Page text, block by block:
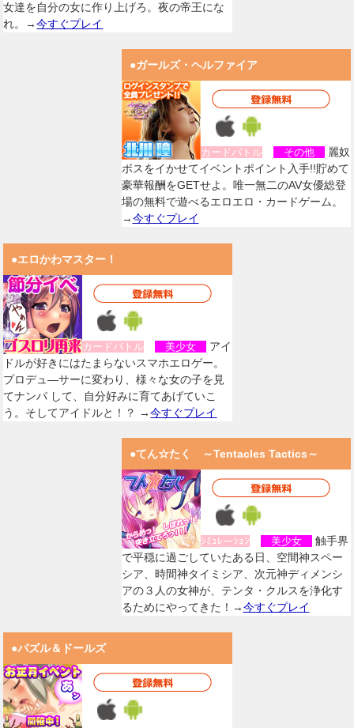
女達を自分の女に作り上げろ。夜の帝王にな
れ。→今すぐプレイ
●ガールズ・ヘルファイア
カードバトル その他
麗奴
ボスをイかせてイベントポイント入手!!貯めて
豪華報酬をGETせよ。唯一無二のAV女優総登
場の無料で遊べるエロエロ・カードゲーム。
→今すぐプレイ
●エロかわマスター！
カードバトル 美少女
アイ
ドルが好きにはたまらないスマホエロゲー。
プロデュ―サーに変わり、様々な女の子を見
てナンパ して、自分好みに育てあげていこ
う。そしてアイドルと！？ →今すぐプレイ
●てん☆たく ～Tentacles Tactics～
ｼﾐｭﾚーｼｮﾝ 美少女
触手界
で平穏に過ごしていたある日、空間神スペー
シア、時間神タイミシア、次元神ディメンシ
アの３人の女神が、テンタ・クルスを浄化す
るためにやってきた！→今すぐプレイ
●パズル＆ドールズ